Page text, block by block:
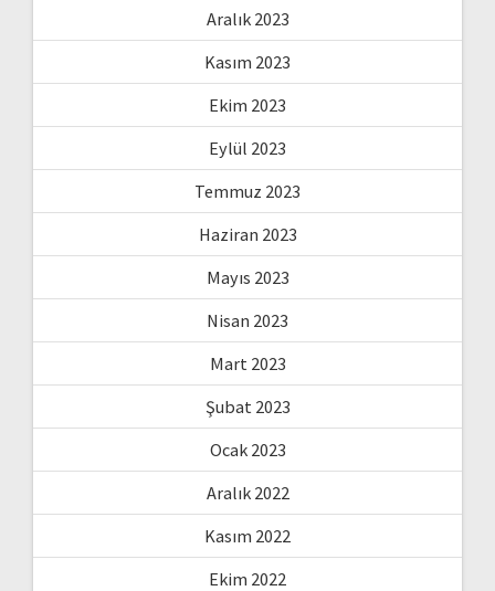
Aralık 2023
Kasım 2023
Ekim 2023
Eylül 2023
Temmuz 2023
Haziran 2023
Mayıs 2023
Nisan 2023
Mart 2023
Şubat 2023
Ocak 2023
Aralık 2022
Kasım 2022
Ekim 2022